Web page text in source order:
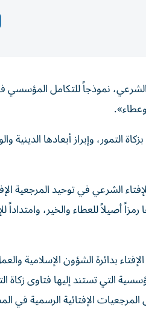
نموذجاً للتكامل
وإبراز أبعادها الدينية
الشرعي في توحيد المرجعية
أصيلاً للعطاء والخير، وامتداداً
بدائرة الشؤون الإسلامية
التي تستند إليها فتاوى زكاة
الإفتائية الرسمية في